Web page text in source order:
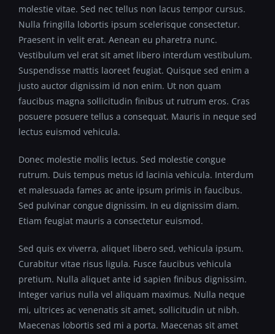
molestie vitae. Sed nec tellus non lacus tempor cursus.
Nulla fringilla lobortis ipsum scelerisque consectetur.
Praesent in velit erat. Aenean eu pharetra nunc.
Vestibulum vel erat sit amet libero interdum vestibulum.
Suspendisse mattis laoreet feugiat. Quisque sed enim a
justo auctor dignissim id non enim. Ut non quam
faucibus magna sollicitudin finibus ut rutrum eros. Cras
posuere posuere tellus a consequat. Mauris in neque sed
lectus euismod vehicula.
Donec molestie mollis lectus. Sed molestie congue
rutrum. Duis tempus metus id lacinia vehicula. Interdum
et malesuada fames ac ante ipsum primis in faucibus.
Sed pulvinar congue dignissim. In eu dignissim diam.
Etiam feugiat mauris a consectetur euismod.
Sed quis ex viverra, aliquet libero sed, vehicula ipsum.
Curabitur vitae risus ligula. Fusce faucibus vehicula
pretium. Nulla aliquet ante id sapien finibus dignissim.
Integer varius nulla vel aliquam maximus. Nulla neque
mi, ultrices ac venenatis sit amet, sollicitudin ut nibh.
Maecenas lobortis sed mi a porta. Maecenas sit amet